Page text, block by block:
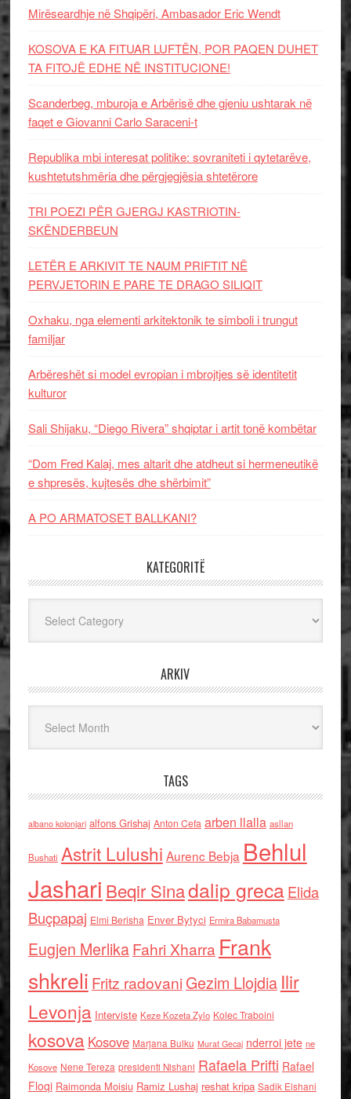
Mirëseardhje në Shqipëri, Ambasador Eric Wendt
KOSOVA E KA FITUAR LUFTËN, POR PAQEN DUHET
TA FITOJË EDHE NË INSTITUCIONE!
Scanderbeg, mburoja e Arbërisë dhe gjeniu ushtarak në
faqet e Giovanni Carlo Saraceni-t
Republika mbi interesat politike: sovraniteti i qytetarëve,
kushtetutshmëria dhe përgjegjësia shtetërore
TRI POEZI PËR GJERGJ KASTRIOTIN-
SKËNDERBEUN
LETËR E ARKIVIT TE NAUM PRIFTIT NË
PERVJETORIN E PARE TE DRAGO SILIQIT
Oxhaku, nga elementi arkitektonik te simboli i trungut
familjar
Arbëreshët si model evropian i mbrojtjes së identitetit
kulturor
Sali Shijaku, “Diego Rivera” shqiptar i artit tonë kombëtar
“Dom Fred Kalaj, mes altarit dhe atdheut si hermeneutikë
e shpresës, kujtesës dhe shërbimit”
A PO ARMATOSET BALLKANI?
KATEGORITË
ARKIV
TAGS
albano kolonjari alfons Grishaj Anton Cefa arben llalla asllan
Bushati Astrit Lulushi Aurenc Bebja Behlul
Jashari Beqir Sinadalip grecaElida
Buçpapaj Elmi Berisha Enver Bytyci Ermira Babamusta
Eugjen MerlikaFahri Xharra Frank
shkreli Fritz radovaniGezim Llojdia Ilir
Levonja Interviste Keze Kozeta Zylo Kolec Traboini
kosova Kosove Marjana Bulku Murat Gecaj nderroi jete ne
Kosove Nene Tereza presidenti Nishani Rafaela Prifti Rafael
Floqi Raimonda Moisiu Ramiz Lushaj reshat kripa Sadik Elshani